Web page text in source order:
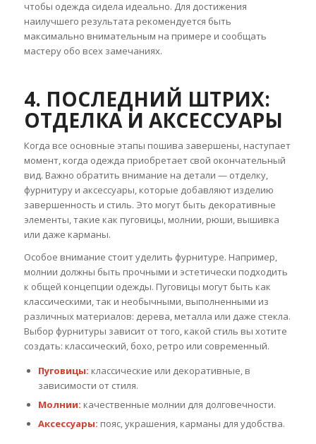
чтобы одежда сидела идеально. Для достижения
наилучшего результата рекомендуется быть
максимально внимательным на примере и сообщать
мастеру обо всех замечаниях.
4. ПОСЛЕДНИЙ ШТРИХ:
ОТДЕЛКА И АКСЕССУАРЫ
Когда все основные этапы пошива завершены, наступает
момент, когда одежда приобретает свой окончательный
вид. Важно обратить внимание на детали — отделку,
фурнитуру и аксессуары, которые добавляют изделию
завершенность и стиль. Это могут быть декоративные
элементы, такие как пуговицы, молнии, рюши, вышивка
или даже карманы.
Особое внимание стоит уделить фурнитуре. Например,
молнии должны быть прочными и эстетически подходить
к общей концепции одежды. Пуговицы могут быть как
классическими, так и необычными, выполненными из
различных материалов: дерева, металла или даже стекла.
Выбор фурнитуры зависит от того, какой стиль вы хотите
создать: классический, бохо, ретро или современный.
Пуговицы: классические или декоративные, в
зависимости от стиля.
Молнии: качественные молнии для долговечности.
Аксессуары: пояс, украшения, карманы для удобства.